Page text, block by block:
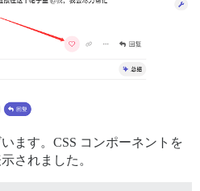
ます。CSS コンポーネントを
されました。